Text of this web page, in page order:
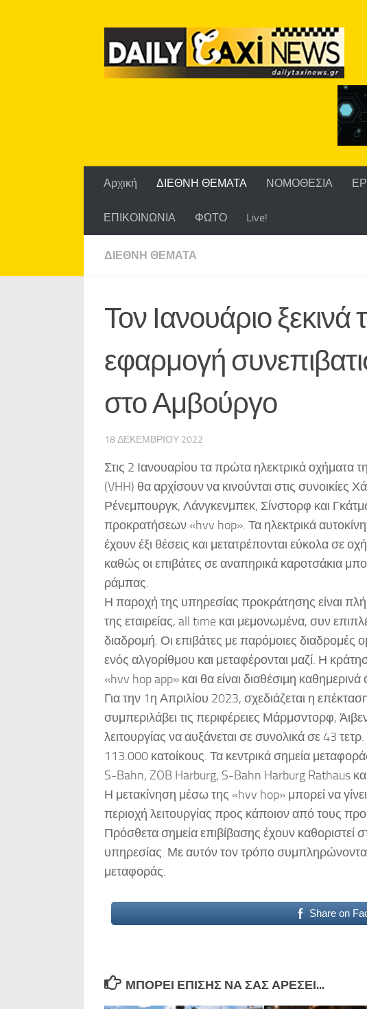
Αρχική ΔΙΕΘΝΗ ΘΕΜΑΤΑ ΝΟΜΟΘΕΣΙΑ
ΕΠΙΚΟΙΝΩΝΙΑ ΦΩΤΟ Live!
ΔΙΕΘΝΗ ΘΕΜΑΤΑ
Τον Ιανουάριο ξεκινά
εφαρμογή
στο Αμβούργο
18 ΔΕΚΕΜΒΡΊΟΥ 2022
Στις 2 Ιανουαρίου τα πρώτα ηλεκτρικά οχήματα
(VHH) θα αρχίσουν να κινούνται στις
Ρένεμπουργκ, Λάνγκενμπεκ, Σίνστορφ και
προκρατήσεων «hvv hop». Τα ηλεκτρικά
έχουν έξι θέσεις και μετατρέπονται εύκολα σε
καθώς οι επιβάτες σε αναπηρικά καροτσάκια
ράμπας.
Η παροχή της υπηρεσίας προκράτησης είναι
της εταιρείας, all time και μεμονωμένα, συν
διαδρομή. Οι επιβάτες με παρόμοιες διαδρομές
ενός αλγορίθμου και μεταφέρονται μαζί. Η
«hvv hop app» και θα είναι διαθέσιμη
Για την 1η Απριλίου 2023, σχεδιάζεται η
συμπεριλάβει τις περιφέρειες Μάρμσντορφ,
λειτουργίας να αυξάνεται σε συνολικά σε 43
113.000 κατοίκους. Τα κεντρικά σημεία
S-Bahn, ZOB Harburg, S-Bahn Harburg Rathaus
Η μετακίνηση μέσω της «hvv hop» μπορεί να
περιοχή λειτουργίας προς κάποιον από τους
Πρόσθετα σημεία επιβίβασης έχουν καθοριστεί
υπηρεσίας. Με αυτόν τον τρόπο
μεταφοράς.
Share on
ΜΠΟΡΕΊ ΕΠΊΣΗΣ ΝΑ ΣΑΣ ΑΡΈΣΕΙ...